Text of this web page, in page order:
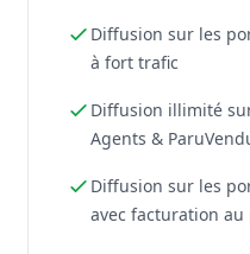
Diffusion sur les
à fort trafic
Diffusion illimité
Agents &
Diffusion sur les
avec facturation au